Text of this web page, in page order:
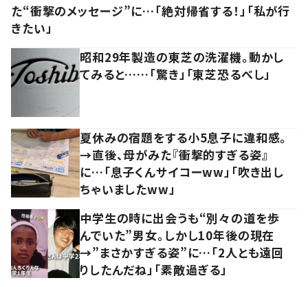
た“衝撃のメッセージ”に…「絶対帰省する！」「私が行
きたい」
昭和29年製造の東芝の洗濯機。動かし
てみると……「驚き」「東芝恐るべし」
夏休みの宿題をする小5息子に違和感。
→直後、母がみた『衝撃的すぎる姿』
に…「息子くんサイコーww」「吹き出し
ちゃいましたww」
中学生の時に出会うも“別々の道を歩
んでいた”男女。しかし10年後の現在
→”まさかすぎる姿”に…「2人とも遠回
りしたんだね」「素敵過ぎる」